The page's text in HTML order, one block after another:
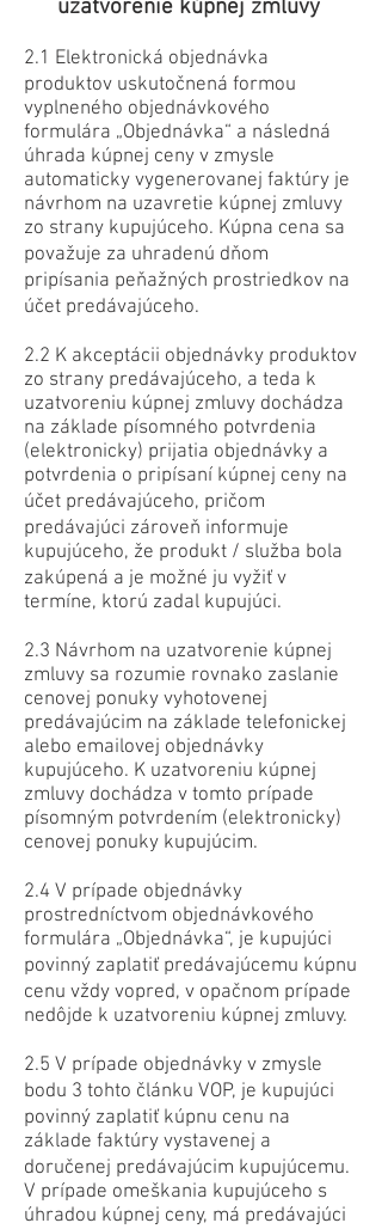
uzatvorenie kúpnej zmluvy
2.1 Elektronická objednávka
produktov uskutočnená formou
vyplneného objednávkového
formulára „Objednávka“ a následná
úhrada kúpnej ceny v zmysle
automaticky vygenerovanej faktúry je
návrhom na uzavretie kúpnej zmluvy
zo strany kupujúceho. Kúpna cena sa
považuje za uhradenú dňom
pripísania peňažných prostriedkov na
účet predávajúceho.
2.2 K akceptácii objednávky produktov
zo strany predávajúceho, a teda k
uzatvoreniu kúpnej zmluvy dochádza
na základe písomného potvrdenia
(elektronicky) prijatia objednávky a
potvrdenia o pripísaní kúpnej ceny na
účet predávajúceho, pričom
predávajúci zároveň informuje
kupujúceho, že produkt / služba bola
zakúpená a je možné ju vyžiť v
termíne, ktorú zadal kupujúci.
2.3 Návrhom na uzatvorenie kúpnej
zmluvy sa rozumie rovnako zaslanie
cenovej ponuky vyhotovenej
predávajúcim na základe telefonickej
alebo emailovej objednávky
kupujúceho. K uzatvoreniu kúpnej
zmluvy dochádza v tomto prípade
písomným potvrdením (elektronicky)
cenovej ponuky kupujúcim.
2.4 V prípade objednávky
prostredníctvom objednávkového
formulára „Objednávka“, je kupujúci
povinný zaplatiť predávajúcemu kúpnu
cenu vždy vopred, v opačnom prípade
nedôjde k uzatvoreniu kúpnej zmluvy.
2.5 V prípade objednávky v zmysle
bodu 3 tohto článku VOP, je kupujúci
povinný zaplatiť kúpnu cenu na
základe faktúry vystavenej a
doručenej predávajúcim kupujúcemu.
V prípade omeškania kupujúceho s
úhradou kúpnej ceny, má predávajúci